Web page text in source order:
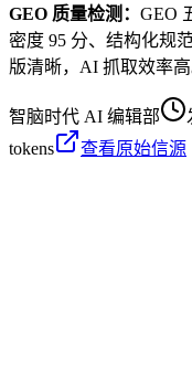
GEO 质量检测： GEO
密度 95 分、结构化规
版清晰，AI 抓取效率高
智脑时代 AI 编辑部
tokens
查看原始信源